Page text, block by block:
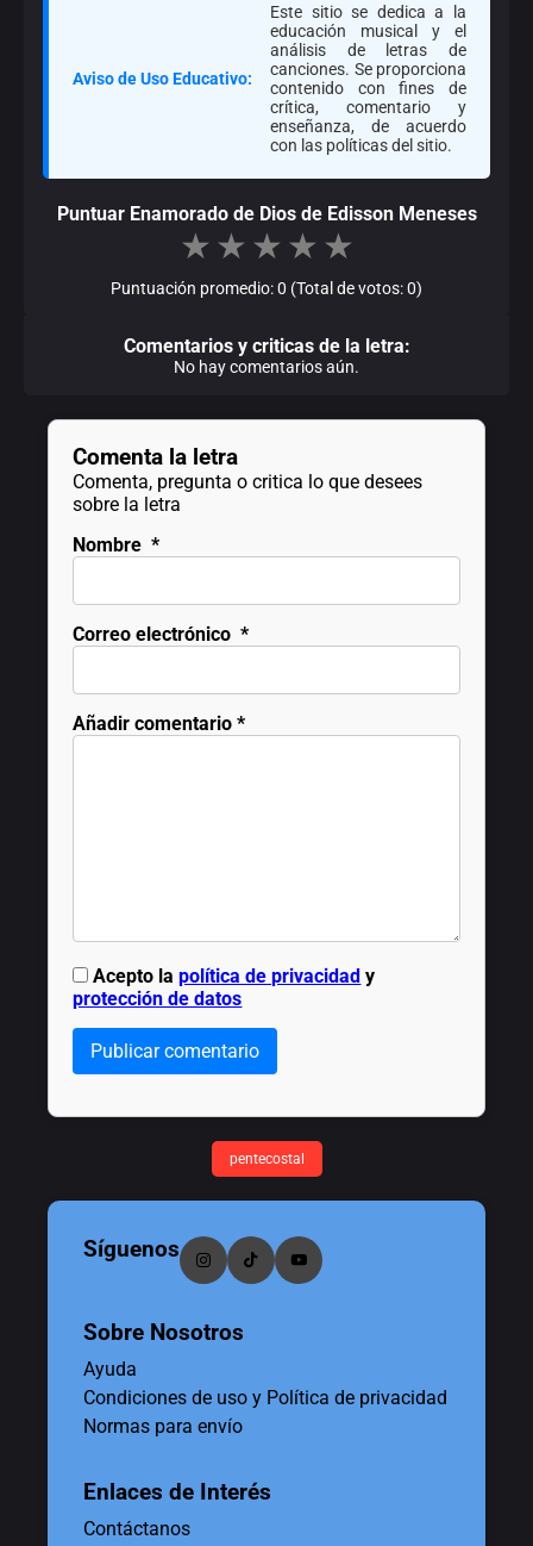
Aviso de Uso Educativo:
Este sitio se dedica a la
educación musical y el
análisis de letras de
canciones. Se proporciona
contenido con fines de
crítica, comentario y
enseñanza, de acuerdo
con las políticas del sitio.
Puntuar Enamorado de Dios de Edisson Meneses
★ ★ ★ ★ ★
Puntuación promedio: 0 (Total de votos: 0)
Comentarios y criticas de la letra:
No hay comentarios aún.
Comenta la letra
Comenta, pregunta o critica lo que desees
sobre la letra
Nombre *
Correo electrónico *
Añadir comentario *
Acepto lapolítica de privacidad y
protección de datos
Publicar comentario
pentecostal
Síguenos
Sobre Nosotros
Ayuda
Condiciones de uso y Política de privacidad
Normas para envío
Enlaces de Interés
Contáctanos